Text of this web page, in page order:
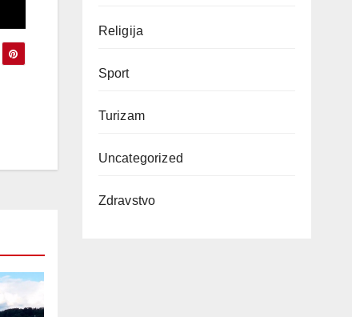
Religija
Sport
Turizam
Uncategorized
Zdravstvo